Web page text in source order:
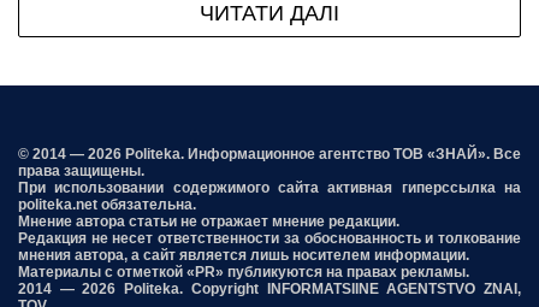
ЧИТАТИ ДАЛІ
© 2014 — 2026 Politeka. Информационное агентство ТОВ «ЗНАЙ». Все
права защищены.
При использовании содержимого сайта активная гиперссылка на
politeka.net обязательна.
Мнение автора статьи не отражает мнение редакции.
Редакция не несет ответственности за обоснованность и толкование
мнения автора, а сайт является лишь носителем информации.
Материалы с отметкой «PR» публикуются на правах рекламы.
2014 — 2026 Politeka. Copyright INFORMATSIINE AGENTSTVO ZNAI,